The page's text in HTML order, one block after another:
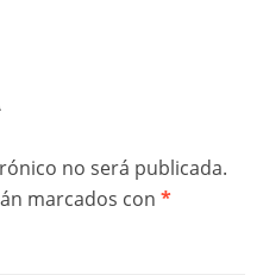
no será publicada.
marcados con *